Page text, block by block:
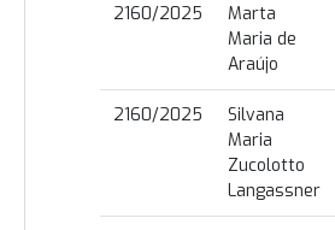
2160/2025
Marta
Maria de
Araújo
2160/2025
Silvana
Maria
Zucolotto
Langassner